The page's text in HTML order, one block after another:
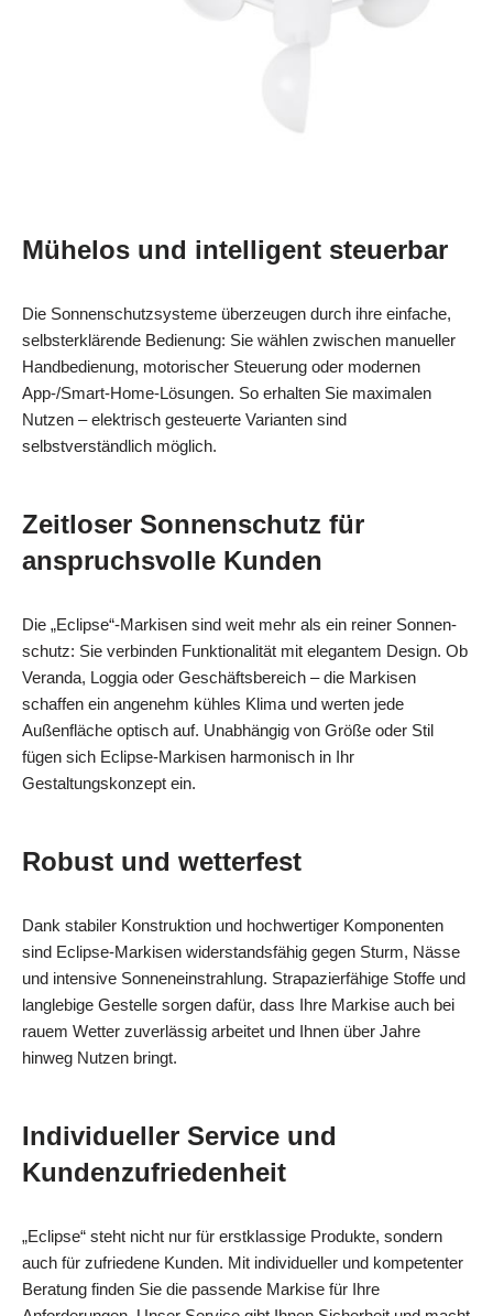
Mühelos und intelligent steuerbar
Die Sonnenschutzsysteme überzeugen durch ihre einfache,
selbsterklärende Bedienung: Sie wählen zwischen manueller
Handbedienung, motorischer Steuerung oder modernen
App‑/Smart‑Home‑Lösungen. So erhalten Sie maximalen
Nutzen – elektrisch gesteuerte Varianten sind
selbstverständlich möglich.
Zeitloser Sonnenschutz für
anspruchsvolle Kunden
Die „Eclipse“-Markisen sind weit mehr als ein reiner Sonnen­
schutz: Sie verbinden Funktionalität mit elegantem Design. Ob
Veranda, Loggia oder Geschäftsbereich – die Markisen
schaffen ein angenehm kühles Klima und werten jede
Außenfläche optisch auf. Unabhängig von Größe oder Stil
fügen sich Eclipse‑Markisen harmonisch in Ihr
Gestaltungskonzept ein.
Robust und wetterfest
Dank stabiler Konstruktion und hochwertiger Komponenten
sind Eclipse‑Markisen widerstandsfähig gegen Sturm, Nässe
und intensive Sonneneinstrahlung. Strapazierfähige Stoffe und
langlebige Gestelle sorgen dafür, dass Ihre Markise auch bei
rauem Wetter zuverlässig arbeitet und Ihnen über Jahre
hinweg Nutzen bringt.
Individueller Service und
Kundenzufriedenheit
„Eclipse“ steht nicht nur für erstklassige Produkte, sondern
auch für zufriedene Kunden. Mit individueller und kompetenter
Beratung finden Sie die passende Markise für Ihre